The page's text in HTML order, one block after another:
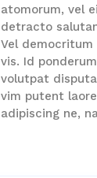
atomorum, vel
detracto
Vel
vis. Id
volutpat
vim putent
adipiscing ne,